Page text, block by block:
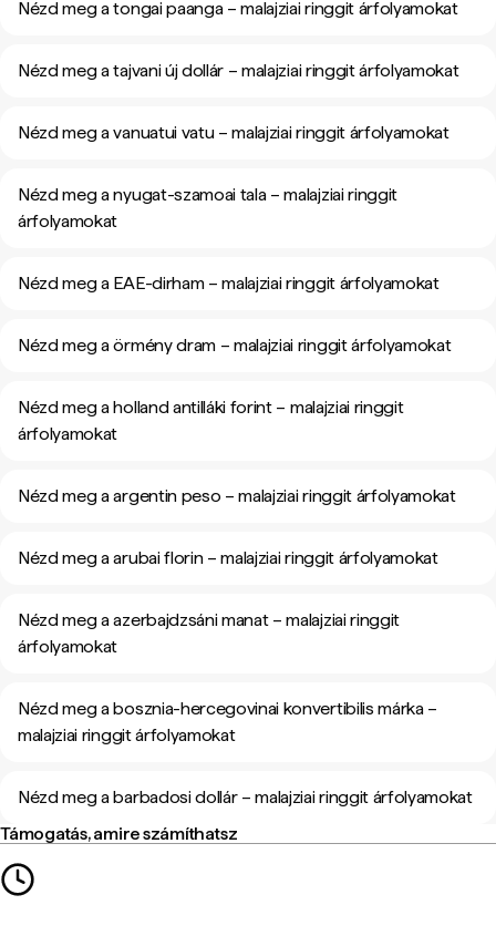
Nézd meg a tongai paanga – malajziai ringgit árfolyamokat
Nézd meg a tajvani új dollár – malajziai ringgit árfolyamokat
Nézd meg a vanuatui vatu – malajziai ringgit árfolyamokat
Nézd meg a nyugat-szamoai tala – malajziai ringgit
árfolyamokat
Nézd meg a EAE-dirham – malajziai ringgit árfolyamokat
Nézd meg a örmény dram – malajziai ringgit árfolyamokat
Nézd meg a holland antilláki forint – malajziai ringgit
árfolyamokat
Nézd meg a argentin peso – malajziai ringgit árfolyamokat
Nézd meg a arubai florin – malajziai ringgit árfolyamokat
Nézd meg a azerbajdzsáni manat – malajziai ringgit
árfolyamokat
Nézd meg a bosznia-hercegovinai konvertibilis márka –
malajziai ringgit árfolyamokat
Nézd meg a barbadosi dollár – malajziai ringgit árfolyamokat
Támogatás, amire számíthatsz